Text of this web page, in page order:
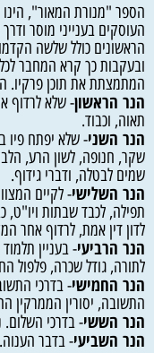
הספר "מנורת המאור",
העוסקים בענייני מוסר
הראשונים כולל שלשה
ובעקבות כך קרא המחבר
המתמצתת את תוכן פרקיו.
הנר הראשון- שלא לרדוף
תאוה, וכבוד.
הנר השני- שלא יפתח פיו
שקר, חנופה, לשון הרע,
שמים לבטלה, ודברי גידוף.
הנר השלישי- לקיים
תפילה, לכבד שבתות ויו"ט,
לדון דין אמת, לרדוף אחר
הנר הרביעי- בעניין
לתורה, גודל שכרה, פלפול
הנר החמישי- בדרכי
התשובה, יסורין הממרקין
הנר הששי- בדרכי השלום.
הנר השביעי- בדבר